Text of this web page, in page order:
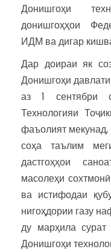
Донишгоҳи
донишгоҳҳои
ИДМ ва дигар
Дар доираи як
Донишгоҳи
аз 1 сентябри
Технологияи
фаъолият мекунад,
соҳа таълим
дастгоҳҳои
масолеҳи
ва истифодаи
нигоҳдории газу
ду марҳила
Донишгоҳи